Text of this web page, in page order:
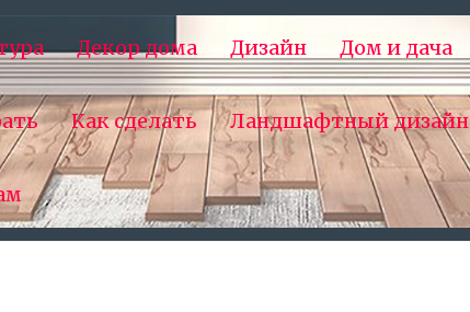
Декор дома Дизайн Дом и дача
Как сделать Ландшафтный дизайн